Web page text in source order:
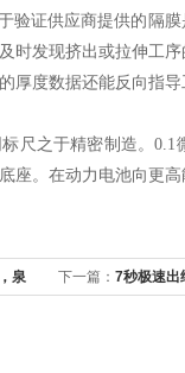
证供应商提供的隔膜
时发现挤出或拉伸工
厚度数据还能反向指
之于精密制造。0.1
座。在动力电池向更
泉 下一篇： 7秒极速出